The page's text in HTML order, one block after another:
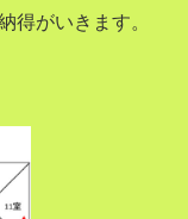
得がいきます。